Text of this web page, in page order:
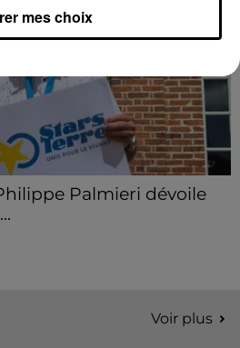
Palmieri dévoile
Voir plus
mes choix